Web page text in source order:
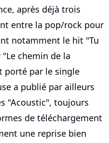
après déjà trois
entre la pop/rock pour
notamment le hit "Tu
chemin de la
porté par le single
a publié par ailleurs
"Acoustic", toujours
de téléchargement
une reprise bien